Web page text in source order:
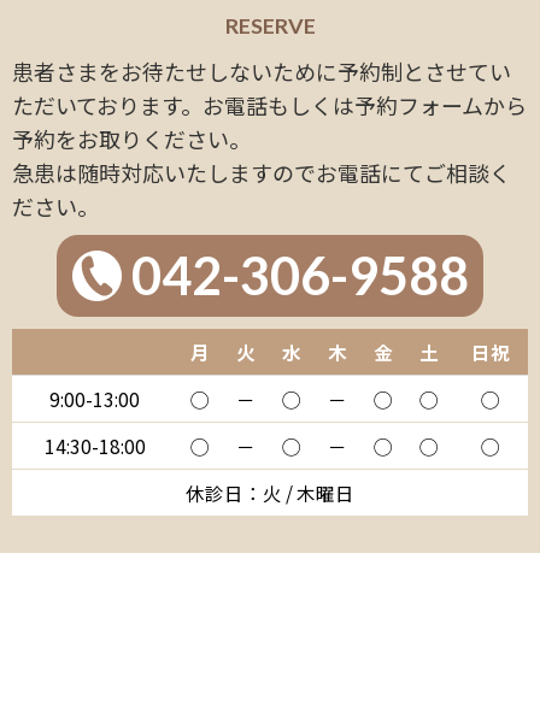
RESERVE
患者さまをお待たせしないために予約制とさせてい
ただいております。お電話もしくは予約フォームから
予約をお取りください。
急患は随時対応いたしますのでお電話にてご相談く
ださい。
042-306-9588
月 火 水 木 金 土
日祝
9:00-13:00
◯ － ◯ － ◯ ◯
◯
14:30-18:00
◯ － ◯ － ◯ ◯
◯
休診日：火 / 木曜日